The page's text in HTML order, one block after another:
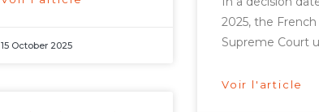
15 October 2025
2025, the French
Supreme Court
Voir l'article